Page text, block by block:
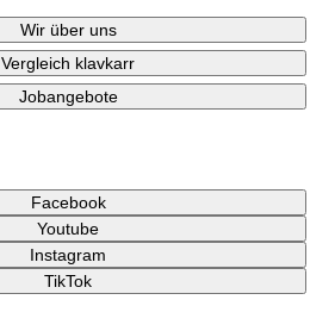
Wir über uns
Vergleich klavkarr
Jobangebote
Facebook
Youtube
Instagram
TikTok